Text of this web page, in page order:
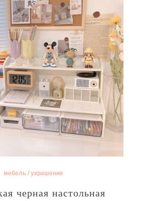
мебель /украшение
черная настольная